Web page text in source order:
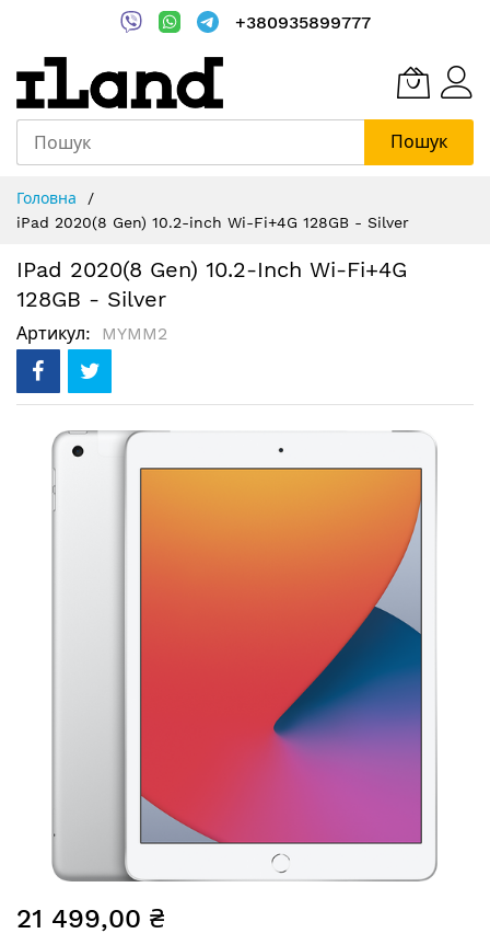
+380935899777
Пошук
Content
Головна
iPad 2020(8 Gen) 10.2-inch Wi-Fi+4G 128GB - Silver
IPad 2020(8 Gen) 10.2-Inch Wi-Fi+4G
128GB - Silver
Артикул MYMM2
Перейти
кінця
галереї
до
21 499,00 ₴